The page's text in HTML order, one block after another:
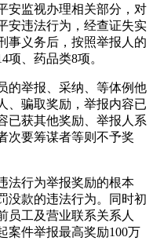
安监视办理相关部分，对
安违法行为，经查证失实
事义务后，按照举报人的
项、药品类8项。
举报、采纳、等体例他
、骗取奖励，举报内容已
已获其他奖励、举报人系
次要筹谋者等则不予奖
行为举报奖励的根本
没款的违法行为。同时初
员工及营业联系关系人
案件举报最高奖励100万